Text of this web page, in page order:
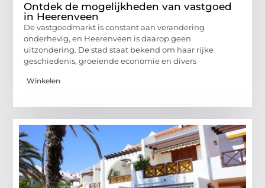
Ontdek de mogelijkheden van vastgoed
in Heerenveen
De vastgoedmarkt is constant aan verandering
onderhevig, en Heerenveen is daarop geen
uitzondering. De stad staat bekend om haar rijke
geschiedenis, groeiende economie en divers
Winkelen